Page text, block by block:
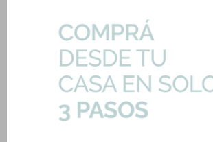
Productos que te pueden